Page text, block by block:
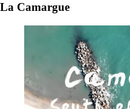
La Camargue